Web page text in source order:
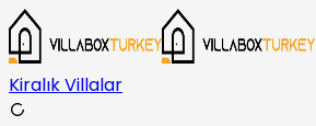
Kiralık Villalar